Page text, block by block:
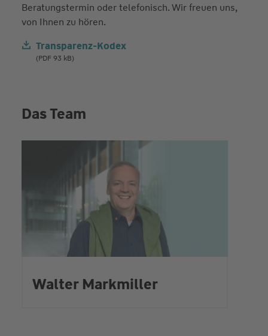
Beratungstermin oder telefonisch. Wir freuen uns,
von Ihnen zu hören.
Transparenz-Kodex
(PDF 93 kB)
Das Team
Walter Markmiller